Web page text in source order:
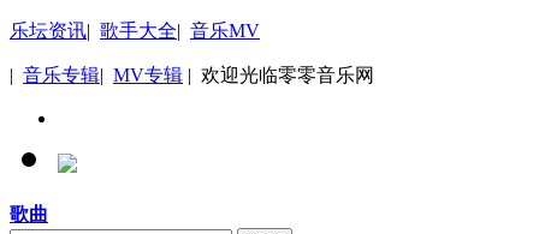
乐坛资讯| 歌手大全| 音乐MV
| 音乐专辑| MV专辑 | 欢迎光临零零音乐网
歌曲